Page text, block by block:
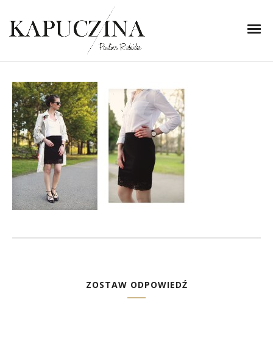
17 kwietnia 2015
Untitled-1
Written by
ZOSTAW ODPOWIEDŹ